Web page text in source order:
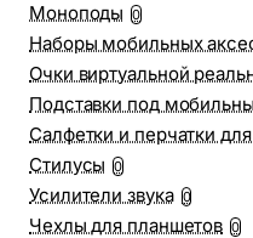
Моноподы 0
Наборы мобильных
Очки виртуальной
Подставки под
Салфетки и перчатки
Стилусы 0
Усилители звука 0
Чехлы для планшетов 0